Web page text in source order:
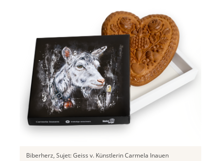
Biberherz, Sujet: Geiss v. Künstlerin Carmela Inauen